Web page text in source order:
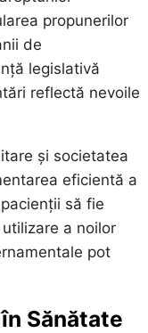
propunerilor
de
legislativă
reflectă nevoile
și societatea
eficientă a
să fie
a noilor
pot
Sănătate